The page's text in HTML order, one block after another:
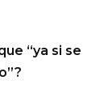
“ya si se